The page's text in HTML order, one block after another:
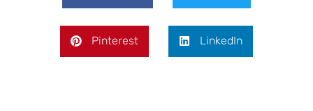
Pinterest LinkedIn